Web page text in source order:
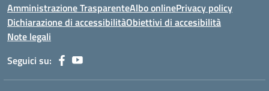
Amministrazione TrasparenteAlbo onlinePrivacy policy
Dichiarazione di accessibilitàObiettivi di accesibilità
Note legali
Seguici su: